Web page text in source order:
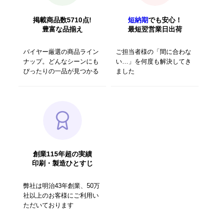
掲載商品数5710点!
豊富な品揃え
バイヤー厳選の商品ライン
ナップ。どんなシーンにも
ぴったりの一品が見つかる
短納期でも安心！
最短翌営業日出荷
ご担当者様の「間に合わな
い…」を何度も解決してき
ました
創業115年超の実績
印刷・製造ひとすじ
弊社は明治43年創業、50万
社以上のお客様にご利用い
ただいております